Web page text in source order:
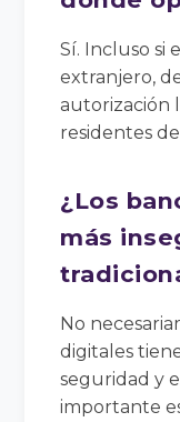
Sí. Incluso si
extranjero,
autorización
residentes
¿Los
más
No
digitales
seguridad y
importante